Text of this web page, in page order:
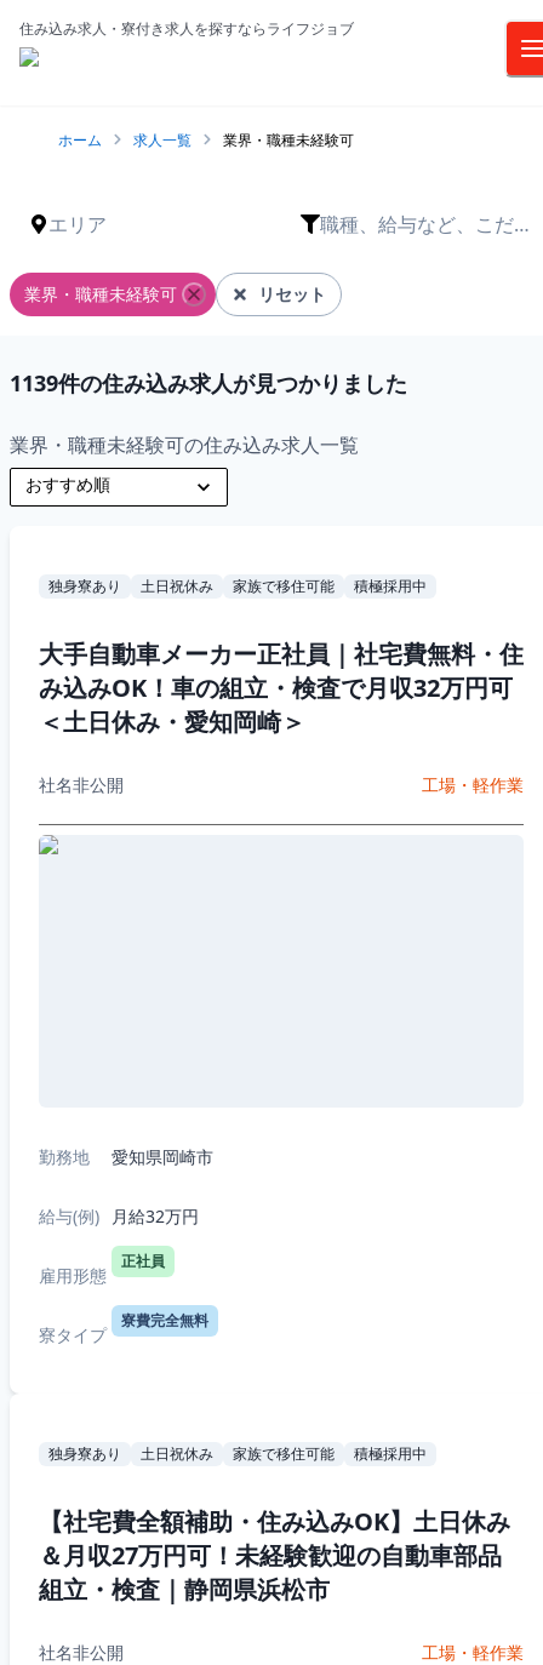
住み込み求人・寮付き求人を探すならライフジョブ
ホーム 求人一覧 業界・職種未経験可
エリア
職種、給与など、こだわ
業界・職種未経験可 リセット
1139件の住み込み求人が見つかりました
業界・職種未経験可の住み込み求人一覧
独身寮あり 土日祝休み 家族で移住可能 積極採用中
大手自動車メーカー正社員｜社宅費無料・住
み込みOK！車の組立・検査で月収32万円可
＜土日休み・愛知岡崎＞
社名非公開 工場・軽作業
勤務地 愛知県岡崎市
給与(例) 月給32万円
雇用形態
正社員
寮タイプ
寮費完全無料
独身寮あり 土日祝休み 家族で移住可能 積極採用中
【社宅費全額補助・住み込みOK】土日休み
＆月収27万円可！未経験歓迎の自動車部品
組立・検査｜静岡県浜松市
社名非公開 工場・軽作業